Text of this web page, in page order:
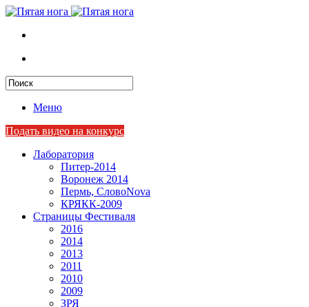
Меню
Подать видео на конкурс
Лаборатория
Питер-2014
Воронеж 2014
Пермь, СловоNova
КРЯКК-2009
Страницы Фестиваля
2016
2014
2013
2011
2010
2009
ЗРЯ